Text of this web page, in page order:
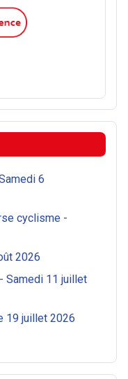
6
cyclisme -
2026
Samedi 11 juillet
19 juillet 2026